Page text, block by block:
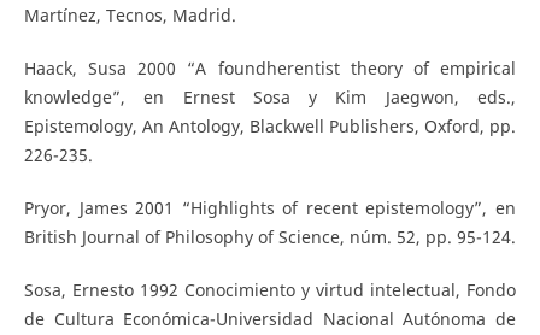
Martínez, Tecnos, Madrid.
Haack, Susa 2000 “A foundherentist theory of empirical
knowledge”, en Ernest Sosa y Kim Jaegwon, eds.,
Epistemology, An Antology, Blackwell Publishers, Oxford, pp.
226-235.
Pryor, James 2001 “Highlights of recent epistemology”, en
British Journal of Philosophy of Science, núm. 52, pp. 95-124.
Sosa, Ernesto 1992 Conocimiento y virtud intelectual, Fondo
de Cultura Económica-Universidad Nacional Autónoma de